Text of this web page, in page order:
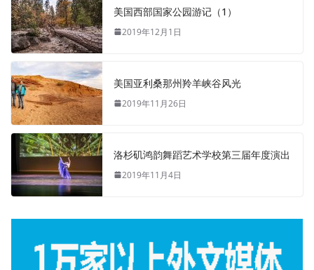
美国西部国家公园游记（1）
2019年12月1日
美国亚利桑那州羚羊峡谷风光
2019年11月26日
洛杉矶鸿韵舞蹈艺术学校第三届年度演出
2019年11月4日